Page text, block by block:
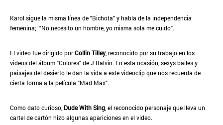
Karol sigue la misma línea de "Bichota" y habla de la independencia
femenina;: "No necesito un hombre, yo misma sola me cuido".
El video fue dirigido porCollin Tilley, reconocido por su trabajo en los
videos del álbum "Colores" de J Balvin. En esta ocasión, sexys bailes y
paisajes del desierto le dan la vida a este videoclip que nos recuerda de
cierta forma a la película "Mad Max".
Como dato curioso, Dude With Sing , el reconocido personaje que lleva un
cartel de cartón hizo algunas apariciones en el video.